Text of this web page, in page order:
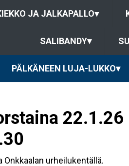
JA JALKAPALLO▾
SALIBANDY▾
PÄLKÄNEEN LUJA-LUKKO▾
22.1.26
urheilukentällä.